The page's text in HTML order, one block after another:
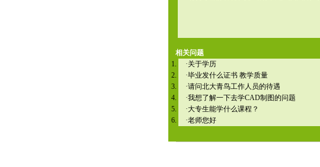
相关问题
·关于学历
·毕业发什么证书 教学质量
·请问北大青鸟工作人员的待遇
·我想了解一下去学CAD制图的问题
·大专生能学什么课程？
·老师您好